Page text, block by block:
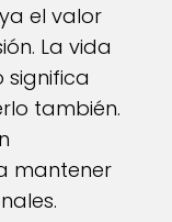
el valor
La vida
significa
también.
mantener